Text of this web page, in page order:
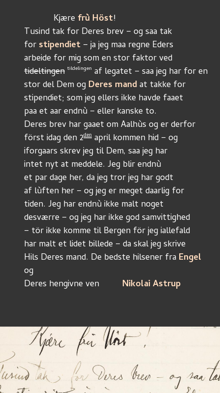
	    Kjære
frù Höst!
Tusind tak for Deres brev – og saa tak
for stipendiet – ja jeg maa regne Eders
arbeide for mig som en stor faktor ved
tideltingen tildelingen af legatet – saa jeg har for en
stor del Dem og Deres mand at takke for
paa et aar endnù – eller kanske to.
Deres brev har gaaet om Aalhùs og er derfor
först idag den 2den april kommen hid – og
iforgaars skrev jeg til Dem, saa jeg har
intet nyt at meddele. Jeg blir endnù
et par dage her, da jeg tror jeg har godt
af lùften her – og jeg er meget daarlig for
tiden. Jeg har endnù ikke malt noget
desværre – og jeg har ikke god samvittighed
– tör ikke komme til Bergen för jeg iallefald
har malt et lidet billede – da skal jeg skrive
Hils Deres mand. De bedste hilsener fra Engel
og
Nikolai Astrup